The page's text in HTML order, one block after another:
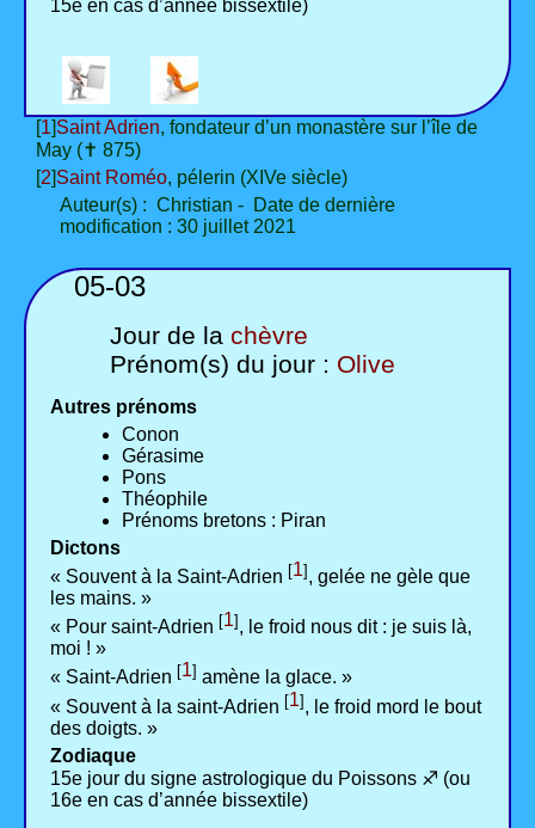
15e en cas d’année bissextile)
[1]Saint Adrien, fondateur d’un monastère sur l’île de
May (✝ 875)
[2]Saint Roméo, pélerin (XIVe siècle)
Auteur(s) : Christian - Date de dernière
modification : 30 juillet 2021
05-03
Jour de la chèvre
Prénom(s) du jour : Olive
Autres prénoms
Conon
Gérasime
Pons
Théophile
Prénoms bretons : Piran
Dictons
« Souvent à la Saint-Adrien [1], gelée ne gèle que
les mains. »
« Pour saint-Adrien [1] , le froid nous dit : je suis là,
moi ! »
« Saint-Adrien [1] amène la glace. »
« Souvent à la saint-Adrien [1], le froid mord le bout
des doigts. »
Zodiaque
15e jour du signe astrologique du Poissons ♐ (ou
16e en cas d’année bissextile)